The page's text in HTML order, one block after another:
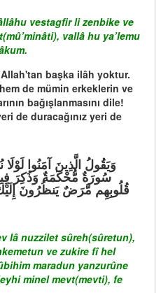
vestagfir li zenbike ve
vallâ hu ya’lemu
başka ilâh yoktur.
de mümin erkeklerin ve
bağışlanmasını dile!
de duracağınız yeri de
سُورَةٌ مُّحْكَمَةٌ وَذُكِرَ
قُلُوبِهِم مَّرَضٌ يَنظُرُونَ
lâ nuzzilet sûreh(sûretun),
ve zukire fî hel
maradun yanzurûne
minel mevt(mevti), fe